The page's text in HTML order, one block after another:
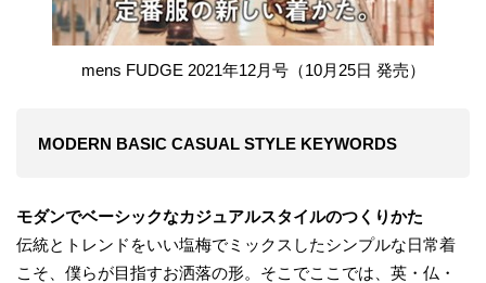
mens FUDGE 2021年12月号（10月25日 発売）
MODERN BASIC CASUAL STYLE KEYWORDS
モダンでベーシックなカジュアルスタイルのつくりかた
伝統とトレンドをいい塩梅でミックスしたシンプルな日常着
こそ、僕らが目指すお洒落の形。そこでここでは、英・仏・